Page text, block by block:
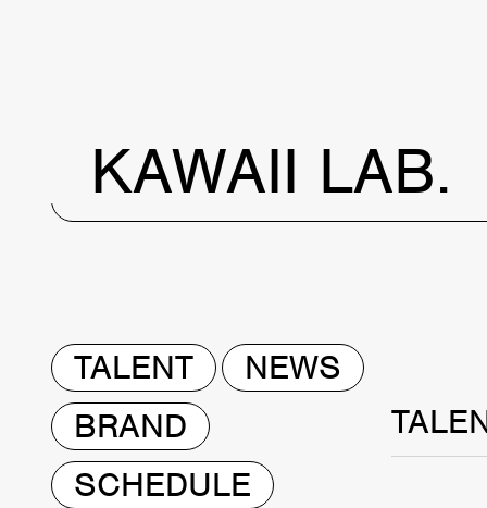
KAWAII LAB.
TALENT
NEWS
BRAND
SCHEDULE